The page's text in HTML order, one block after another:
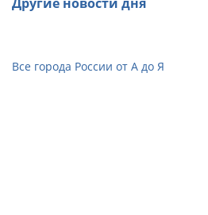
Все города России от А до Я